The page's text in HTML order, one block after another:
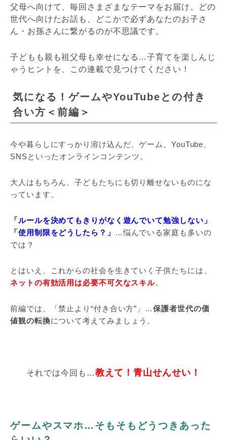
父母へ向けて、毎回さまざまなテーマをお届け。どの
世代へ向けたお話も、どこかで必ずあなたのお子さ
ん・お孫さんに繋がるのが不思議です。
子どもも親も祖父母も幸せになる…子育てを楽しんじ
ゃうヒントを、この連載で見つけてください！
気になる！ゲームやYouTubeとの付き
合い方＜前編＞
今や暮らしにすっかり溶け込んだ、ゲーム、YouTube、
SNSといったオンラインコンテンツ。
大人はもちろん、子どもたちにも切り離せないものにな
っています。
「ルールを決めてもきりがなく遊んでいて勉強しない」
「使用制限をどうしたら？」
…悩んでいる家庭も多いの
では？
とはいえ、これからの社会を生きていく子供たちには、
ネットの有効活用は必要不可欠なスキル。
前編では、「禁止より“付き合い方”」…保護者世代の価
値観の転換について考えてみましょう。
それでは今回も…教えて！青山せんせい！
ゲームやスマホ…そもそもどうつきあった